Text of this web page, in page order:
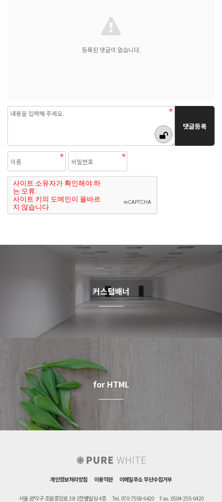
등록된 댓글이 없습니다.
커스텀배너
for HTML
개인정보처리방침 이용약관 이메일주소 무단수집거부
서울 관악구 조원중앙로 38-1한별빌딩 4층 Tel. 070-7558-6420 Fax. 0504-255-6420